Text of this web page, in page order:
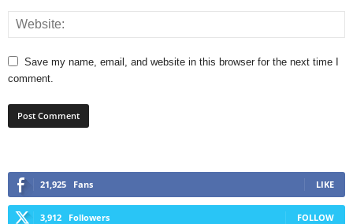
Save my name, email, and website in this browser for the next time I
comment.
21,925 Fans LIKE
3,912 Followers FOLLOW